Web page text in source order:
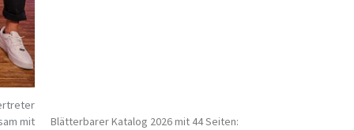
mit
Blätterbarer Katalog 2026 mit 44 Seiten: